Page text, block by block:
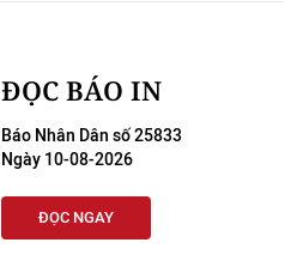
ĐỌC BÁO IN
Báo Nhân Dân số 25833
Ngày 10-08-2026
ĐỌC NGAY